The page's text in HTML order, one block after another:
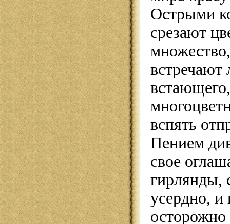
Острыми
срезают
встречают
вспять
Пением
свое
гирлянды,
усердно, и